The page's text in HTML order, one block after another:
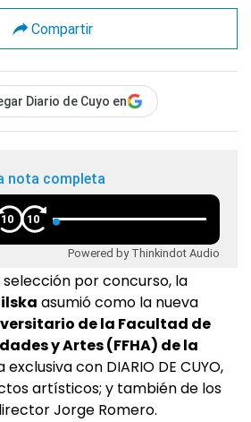
Compartir
Diario de Cuyo en
nota completa
10 10
Powered by Thinkindot Audio
por concurso, la
asumió como la nueva
de la Facultad de
y Artes (FFHA) de la
exclusiva con DIARIO DE CUYO,
artísticos; y también de los
Jorge Romero.